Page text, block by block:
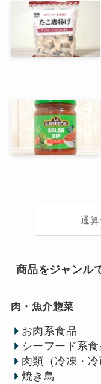
通算
商品をジャンル
肉・魚介惣菜
お肉系食品
シーフード系食
肉類（冷凍・冷
焼き鳥